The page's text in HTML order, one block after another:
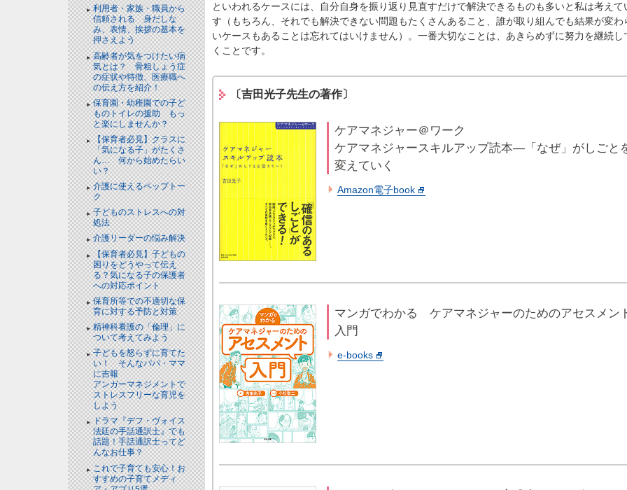
利用者・家族・職員から
信頼される 身だしな
み、表情、挨拶の基本を
押さえよう
高齢者が気をつけたい病
気とは？ 骨粗しょう症
の症状や特徴、医療職へ
の伝え方を紹介！
保育園・幼稚園での子ど
ものトイレの援助 もっ
と楽にしませんか？
【保育者必見】クラスに
「気になる子」がたくさ
ん… 何から始めたらい
い？
介護に使えるペップトー
ク
子どものストレスへの対
処法
介護リーダーの悩み解決
【保育者必見】子どもの
困りをどうやって伝え
る？気になる子の保護者
への対応ポイント
保育所等での不適切な保
育に対する予防と対策
精神科看護の「倫理」に
ついて考えてみよう
子どもを怒らずに育てた
い！ そんなパパ・ママ
に吉報
アンガーマネジメントで
ストレスフリーな育児を
しよう
ドラマ『デフ・ヴォイス
法廷の手話通訳士』でも
話題！手話通訳士ってど
んなお仕事？
これで子育ても安心！お
すすめの子育てメディ
といわれるケースには、自分自身を振り返り見直すだけで解決できるものも多いと私は考えて
す（もちろん、それでも解決できない問題もたくさんあること、誰が取り組んでも結果が変わ
いケースもあることは忘れてはいけません）。一番大切なことは、あきらめずに努力を継続し
くことです。
〔吉田光子先生の著作〕
ケアマネジャー＠ワーク
ケアマネジャースキルアップ読本―「なぜ」がしごと
変えていく
Amazon電子book
マンガでわかる ケアマネジャーのためのアセスメン
入門
e-books